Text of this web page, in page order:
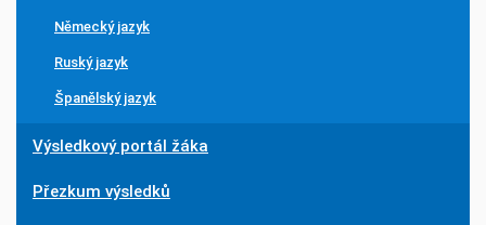
Německý jazyk
Ruský jazyk
Španělský jazyk
Výsledkový portál žáka
Přezkum výsledků